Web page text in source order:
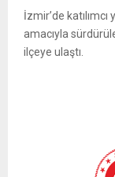
İzmir’de
amacıyla
ilçeye ulaştı.